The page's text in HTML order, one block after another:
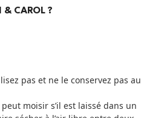
& CAROL ?
pas et ne le conservez pas au
moisir s’il est laissé dans un